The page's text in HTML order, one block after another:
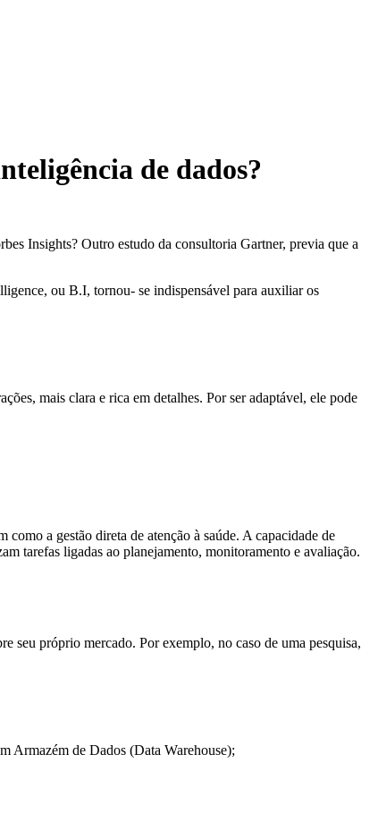
de dados?
Insights? Outro estudo da consultoria Gartner, previa que a
ou B.I, tornou- se indispensável para auxiliar os
mais clara e rica em detalhes. Por ser adaptável, ele pode
a gestão direta de atenção à saúde. A capacidade de
tarefas ligadas ao planejamento, monitoramento e avaliação.
seu próprio mercado. Por exemplo, no caso de uma pesquisa,
Armazém de Dados (Data Warehouse);